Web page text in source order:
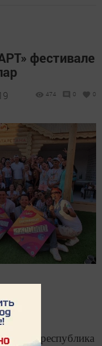
фестивале
474 0 0
республика